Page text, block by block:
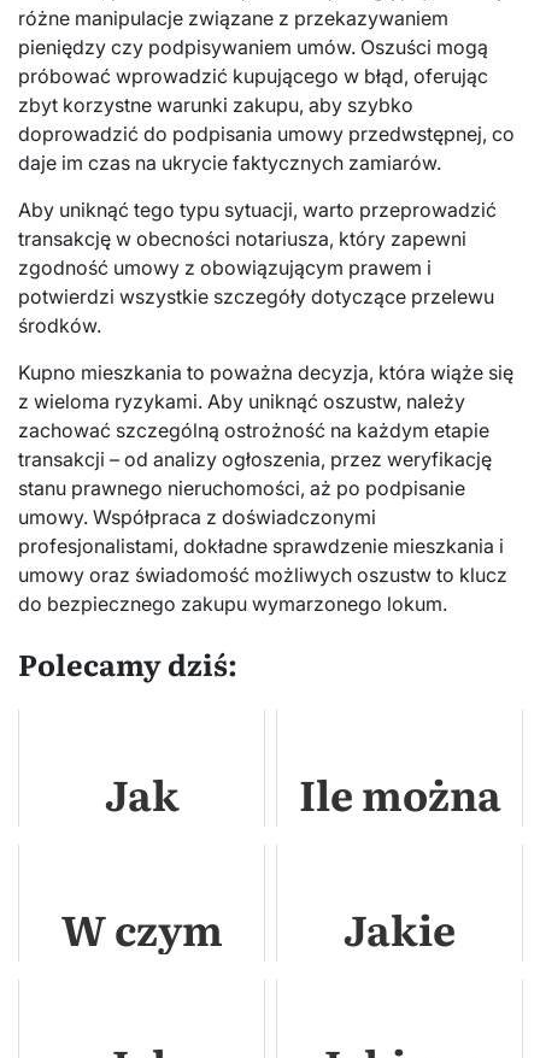
różne manipulacje związane z przekazywaniem
pieniędzy czy podpisywaniem umów. Oszuści mogą
próbować wprowadzić kupującego w błąd, oferując
zbyt korzystne warunki zakupu, aby szybko
doprowadzić do podpisania umowy przedwstępnej, co
daje im czas na ukrycie faktycznych zamiarów.
Aby uniknąć tego typu sytuacji, warto przeprowadzić
transakcję w obecności notariusza, który zapewni
zgodność umowy z obowiązującym prawem i
potwierdzi wszystkie szczegóły dotyczące przelewu
środków.
Kupno mieszkania to poważna decyzja, która wiąże się
z wieloma ryzykami. Aby uniknąć oszustw, należy
zachować szczególną ostrożność na każdym etapie
transakcji – od analizy ogłoszenia, przez weryfikację
stanu prawnego nieruchomości, aż po podpisanie
umowy. Współpraca z doświadczonymi
profesjonalistami, dokładne sprawdzenie mieszkania i
umowy oraz świadomość możliwych oszustw to klucz
do bezpiecznego zakupu wymarzonego lokum.
Polecamy dziś:
Jak
swój
majątek?
Ile można
bez
2024?
W czym
Jakie
mieszkania